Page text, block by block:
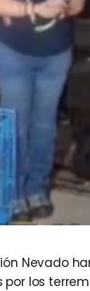
Nevado
los